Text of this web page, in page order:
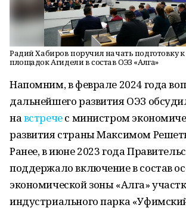
Радий Хабиров поручил начать подготовку
площадок Агидели в состав ОЭЗ «Алга»
Напомним, в феврале 2024 года
дальнейшего развития ОЭЗ
навстречес министром
развития страны Максимом
Ранее, в июне 2023 года
поддержало включение в состав
экономической зоны «Алга»
индустриального парка